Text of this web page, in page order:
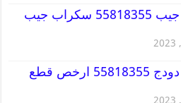
قطع غيار جيب 55818355 سكراب جيب
قطع غيار دودج 55818355 ارخص قطع